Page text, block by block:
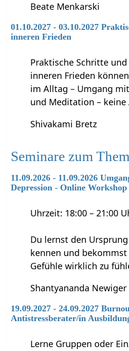
Beate Menkarski
01.10.2027 - 03.10.2027
inneren Frieden
Praktische Schritte
inneren Frieden
im Alltag – Umgang
und Meditation – keine
Shivakami Bretz
Seminare zum
11.09.2026 - 11.09.2026
Depression - Online Workshop
Uhrzeit: 18:00 – 21:00
Du lernst den
kennen und
Gefühle wirklich zu
Shantyananda Newiger
19.09.2027 - 24.09.2027
Antistressberater/in
Lerne Gruppen oder